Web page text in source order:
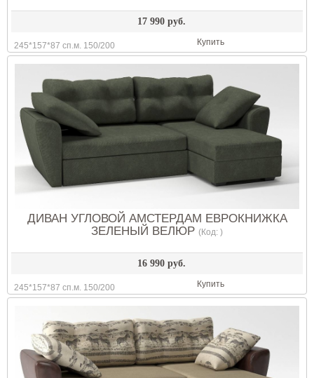
17 990 руб.
245*157*87 сп.м. 150/200 Купить
ДИВАН УГЛОВОЙ АМСТЕРДАМ ЕВРОКНИЖКА
ЗЕЛЕНЫЙ ВЕЛЮР (Код: )
16 990 руб.
245*157*87 сп.м. 150/200 Купить